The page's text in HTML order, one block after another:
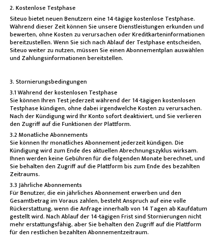
2. Kostenlose Testphase
Siteuo bietet neuen Benutzern eine 14-tägige kostenlose Testphase.
Während dieser Zeit können Sie unsere Dienstleistungen erkunden und
bewerten, ohne Kosten zu verursachen oder Kreditkarteninformationen
bereitzustellen. Wenn Sie sich nach Ablauf der Testphase entscheiden,
Siteuo weiter zu nutzen, müssen Sie einen Abonnementplan auswählen
und Zahlungsinformationen bereitstellen.
3. Stornierungsbedingungen
3.1 Während der kostenlosen Testphase
Sie können Ihren Test jederzeit während der 14-tägigen kostenlosen
Testphase kündigen, ohne dabei irgendwelche Kosten zu verursachen.
Nach der Kündigung wird Ihr Konto sofort deaktiviert, und Sie verlieren
den Zugriff auf die Funktionen der Plattform.
3.2 Monatliche Abonnements
Sie können Ihr monatliches Abonnement jederzeit kündigen. Die
Kündigung wird zum Ende des aktuellen Abrechnungszyklus wirksam.
Ihnen werden keine Gebühren für die folgenden Monate berechnet, und
Sie behalten den Zugriff auf die Plattform bis zum Ende des bezahlten
Zeitraums.
3.3 Jährliche Abonnements
Für Benutzer, die ein jährliches Abonnement erwerben und den
Gesamtbetrag im Voraus zahlen, besteht Anspruch auf eine volle
Rückerstattung, wenn die Anfrage innerhalb von 14 Tagen ab Kaufdatum
gestellt wird. Nach Ablauf der 14-tägigen Frist sind Stornierungen nicht
mehr erstattungsfähig, aber Sie behalten den Zugriff auf die Plattform
für den restlichen bezahlten Abonnementzeitraum.